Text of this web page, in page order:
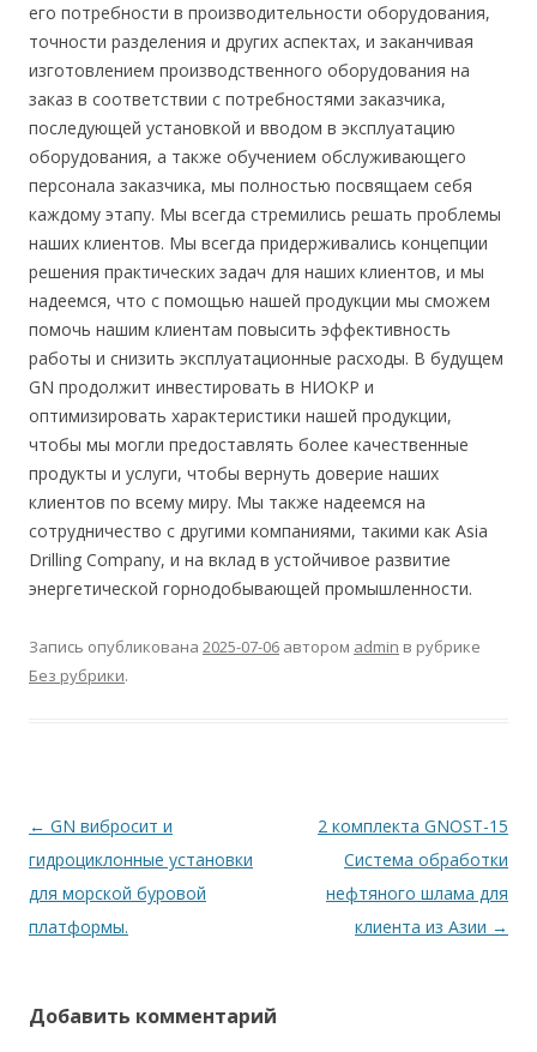
его потребности в производительности оборудования,
точности разделения и других аспектах, и заканчивая
изготовлением производственного оборудования на
заказ в соответствии с потребностями заказчика,
последующей установкой и вводом в эксплуатацию
оборудования, а также обучением обслуживающего
персонала заказчика, мы полностью посвящаем себя
каждому этапу. Мы всегда стремились решать проблемы
наших клиентов. Мы всегда придерживались концепции
решения практических задач для наших клиентов, и мы
надеемся, что с помощью нашей продукции мы сможем
помочь нашим клиентам повысить эффективность
работы и снизить эксплуатационные расходы. В будущем
GN продолжит инвестировать в НИОКР и
оптимизировать характеристики нашей продукции,
чтобы мы могли предоставлять более качественные
продукты и услуги, чтобы вернуть доверие наших
клиентов по всему миру. Мы также надеемся на
сотрудничество с другими компаниями, такими как Asia
Drilling Company, и на вклад в устойчивое развитие
энергетической горнодобывающей промышленности.
Запись опубликована 2025-07-06 автором admin в рубрике
Без рубрики.
Навигация по записям
← GN вибросит и
гидроциклонные установки
для морской буровой
платформы.
2 комплекта GNOST-15
Система обработки
нефтяного шлама для
клиента из Азии →
Добавить комментарий